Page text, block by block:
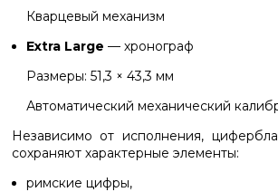
Кварцевый механизм
Extra Large — хронограф
Размеры: 51,3 × 43,3 мм
Автоматический механический
Независимо от исполнения,
сохраняют характерные элементы:
римские цифры,